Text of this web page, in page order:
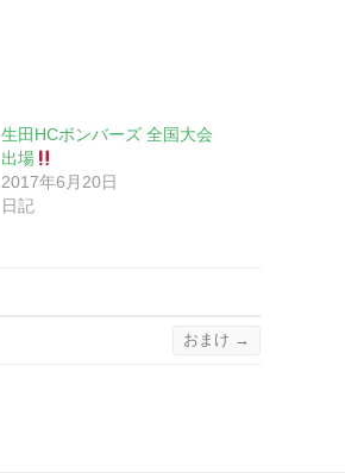
生田HCボンバーズ 全国大会
出場
2017年6月20日
日記
おまけ →